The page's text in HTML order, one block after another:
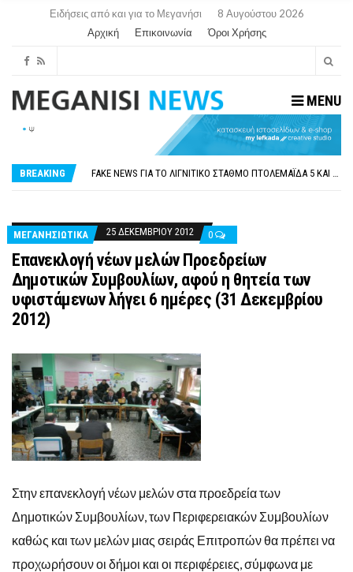
Ειδήσεις από και για το Μεγανήσι
8 Αυγούστου 2026
Αρχική
Επικοινωνία Όροι Χρήσης
MENU
BREAKING
ΠΑΡΑΙΤΉΘΗΚΕ Η ΑΝΤΙΔΉΜΑΡΧΟΣ ΠΟΛΙΤΙΣΜΟΎ ΜΕΓΑΝΗΣΊΟΥ Κ . ΕΥΑΓΓΕΛΊΑ ΜΕΛΆ. Η ΕΠΙΣΤΟΛΉ ΤΗΣ ΠΑΡΑΊΤΗΣΗΣ
FAKE NEWS ΓΙΑ ΤΟ ΛΙΓΝΙΤΙΚΌ ΣΤΑΘΜΌ ΠΤΟΛΕΜΑΪ́ΔΑ 5 ΚΑΙ ΤΗΝ ΕΝΕΡΓΕΙΑΚΉ ΑΣΦΆΛΕΙΑ ΤΗΣ ΧΏΡΑΣ
ΜΕΓΑΝΗΣΙΩΤΙΚΑ
25 ΔΕΚΕΜΒΡΊΟΥ 2012 0
Επανεκλογή νέων μελών Προεδρείων
Δημοτικών Συμβουλίων, αφού η θητεία των
υφιστάμενων λήγει 6 ημέρες (31 Δεκεμβρίου
2012)
Στην επανεκλογή νέων μελών στα προεδρεία των
Δημοτικών Συμβουλίων, των Περιφερειακών Συμβουλίων
καθώς και των μελών μιας σειράς Επιτροπών θα πρέπει να
προχωρήσουν οι δήμοι και οι περιφέρειες, σύμφωνα με